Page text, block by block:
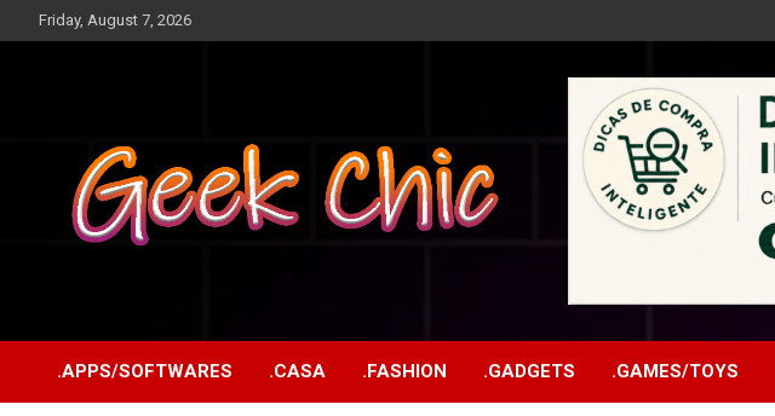
to
Friday, August 7, 2026
.APPS/SOFTWARES .CASA .FASHION .GADGETS .GAMES/TOYS